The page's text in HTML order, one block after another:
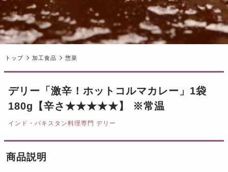
トップ 加工食品 惣菜
デリー「激辛！ホットコルマカレー」1袋
180g【辛さ★★★★★】 ※常温
インド・パキスタン料理専門 デリー
商品説明